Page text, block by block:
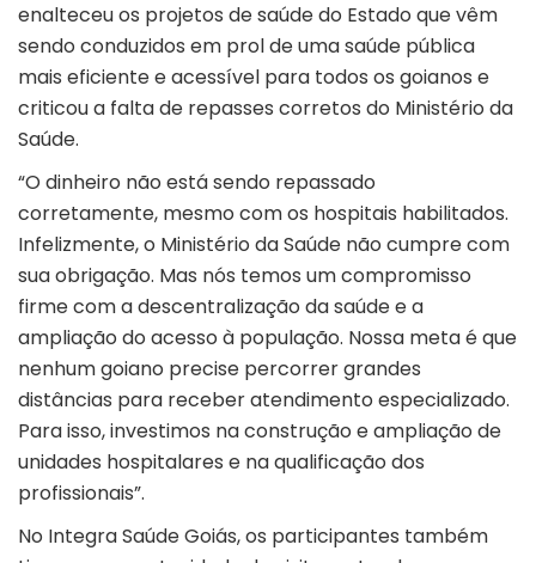
enalteceu os projetos de saúde do Estado que vêm
sendo conduzidos em prol de uma saúde pública
mais eficiente e acessível para todos os goianos e
criticou a falta de repasses corretos do Ministério da
Saúde.
“O dinheiro não está sendo repassado
corretamente, mesmo com os hospitais habilitados.
Infelizmente, o Ministério da Saúde não cumpre com
sua obrigação. Mas nós temos um compromisso
firme com a descentralização da saúde e a
ampliação do acesso à população. Nossa meta é que
nenhum goiano precise percorrer grandes
distâncias para receber atendimento especializado.
Para isso, investimos na construção e ampliação de
unidades hospitalares e na qualificação dos
profissionais”.
No Integra Saúde Goiás, os participantes também